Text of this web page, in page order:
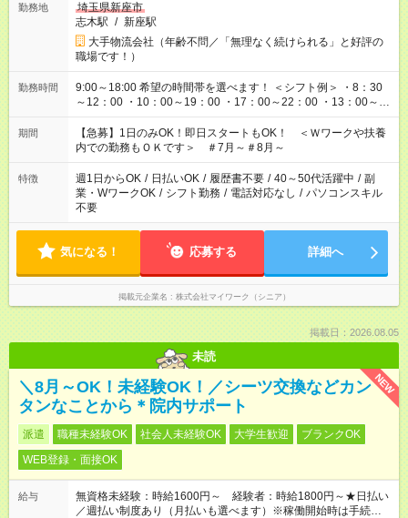
勤務地
埼玉県新座市
志木駅 / 新座駅
大手物流会社（年齢不問／「無理なく続けられる」と好評の
職場です！）
勤務時間
9:00～18:00 希望の時間帯を選べます！ ＜シフト例＞ ・8：30
～12：00 ・10：00～19：00 ・17：00～22：00 ・13：00～
22：00 ・22：00～翌6：00 など
期間
【急募】1日のみOK！即日スタートもOK！ ＜Ｗワークや扶養
内での勤務もＯＫです＞ ＃7月～＃8月～
特徴 週1日からOK / 日払いOK / 履歴書不要 / 40～50代活躍中 / 副
業・WワークOK / シフト勤務 / 電話対応なし / パソコンスキル
不要
気になる！ 応募する 詳細へ
掲載元企業名 株式会社マイワーク（シニア）
掲載日：2026.08.05
未読
NEW
＼8月～OK！未経験OK！／シーツ交換などカン
タンなことから＊院内サポート
派遣 職種未経験OK 社会人未経験OK 大学生歓迎
ブランクOK
WEB登録・面接OK
給与
無資格未経験：時給1600円～ 経験者：時給1800円～★日払い
／週払い制度あり（月払いも選べます）※稼働開始時は手続き完